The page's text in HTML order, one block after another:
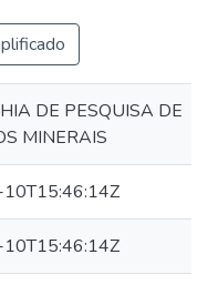
DE PESQUISA DE
MINERAIS